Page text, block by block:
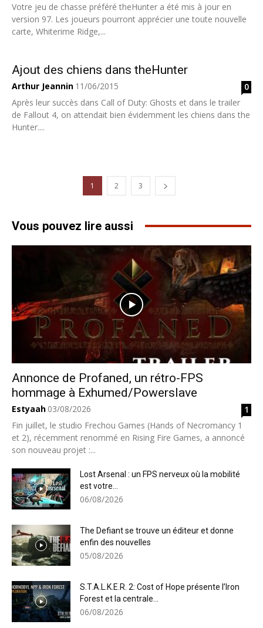
Votre jeu de chasse préféré theHunter a été mis à jour en
version 97. Les joueurs pourront apprécier une toute nouvelle
carte, Whiterime Ridge,...
Ajout des chiens dans theHunter
Arthur Jeannin 11/06/2015
0
Après leur succès dans Call of Duty: Ghosts et dans le trailer
de Fallout 4, on attendait bien évidemment les chiens dans the
Hunter....
1 2 3
Vous pouvez lire aussi
Annonce de Profaned, un rétro-FPS
hommage à Exhumed/Powerslave
Estyaah 03/08/2026
1
Fin juillet, le studio Frechou Games (Hands of Necromancy 1
et 2), récemment renommé en Rising Fire Games, a annoncé
son nouveau projet :...
Lost Arsenal : un FPS nerveux où la mobilité
est votre...
06/08/2026
The Defiant se trouve un éditeur et donne
enfin des nouvelles
05/08/2026
S.T.A.L.K.E.R. 2: Cost of Hope présente l’Iron
Forest et la centrale...
06/08/2026